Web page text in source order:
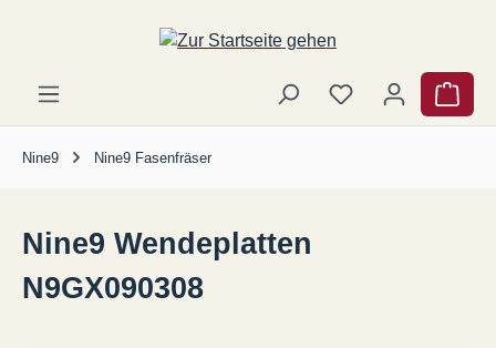
Zum Hauptinhalt springen
Nine9 Nine9 Fasenfräser
Nine9 Wendeplatten
N9GX090308